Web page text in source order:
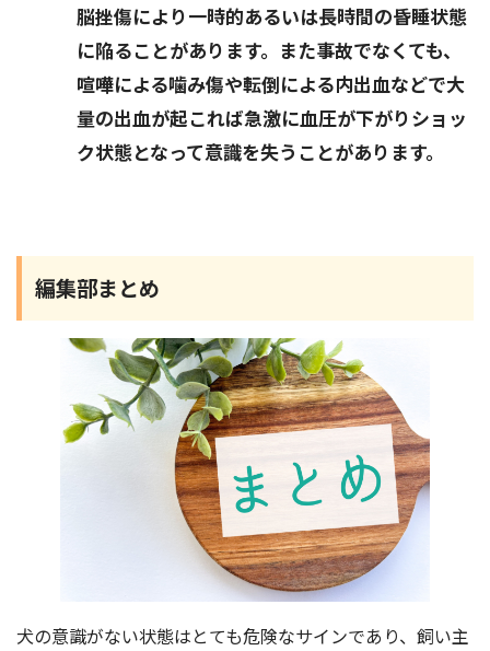
脳挫傷により一時的あるいは長時間の昏睡状態
に陥ることがあります。また事故でなくても、
喧嘩による噛み傷や転倒による内出血などで大
量の出血が起これば急激に血圧が下がりショッ
ク状態となって意識を失うことがあります。
編集部まとめ
犬の意識がない状態はとても危険なサインであり、飼い主